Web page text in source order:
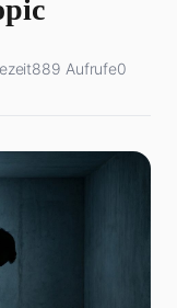
889 Aufrufe0